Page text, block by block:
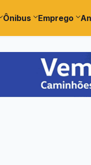
Ônibus Emprego